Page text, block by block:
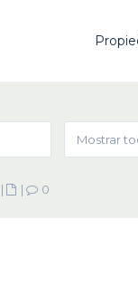
Mostrar
| | 0